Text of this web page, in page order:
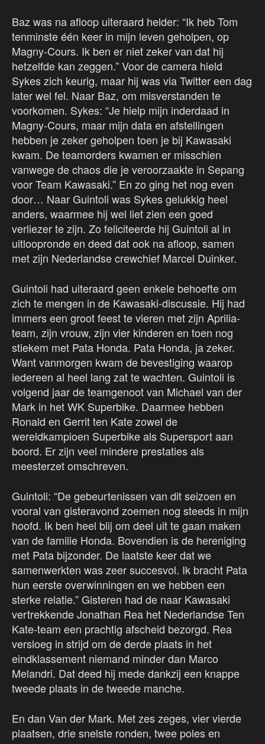
Baz was na afloop uiteraard helder: “Ik heb Tom
tenminste één keer in mijn leven geholpen, op
Magny-Cours. Ik ben er niet zeker van dat hij
hetzelfde kan zeggen.” Voor de camera hield
Sykes zich keurig, maar hij was via Twitter een dag
later wel fel. Naar Baz, om misverstanden te
voorkomen. Sykes: “Je hielp mijn inderdaad in
Magny-Cours, maar mijn data en afstellingen
hebben je zeker geholpen toen je bij Kawasaki
kwam. De teamorders kwamen er misschien
vanwege de chaos die je veroorzaakte in Sepang
voor Team Kawasaki.” En zo ging het nog even
door… Naar Guintoli was Sykes gelukkig heel
anders, waarmee hij wel liet zien een goed
verliezer te zijn. Zo feliciteerde hij Guintoli al in
uitloopronde en deed dat ook na afloop, samen
met zijn Nederlandse crewchief Marcel Duinker.
Guintoli had uiteraard geen enkele behoefte om
zich te mengen in de Kawasaki-discussie. Hij had
immers een groot feest te vieren met zijn Aprilia-
team, zijn vrouw, zijn vier kinderen en toen nog
stiekem met Pata Honda. Pata Honda, ja zeker.
Want vanmorgen kwam de bevestiging waarop
iedereen al heel lang zat te wachten. Guintoli is
volgend jaar de teamgenoot van Michael van der
Mark in het WK Superbike. Daarmee hebben
Ronald en Gerrit ten Kate zowel de
wereldkampioen Superbike als Supersport aan
boord. Er zijn veel mindere prestaties als
meesterzet omschreven.
Guintoli: “De gebeurtenissen van dit seizoen en
vooral van gisteravond zoemen nog steeds in mijn
hoofd. Ik ben heel blij om deel uit te gaan maken
van de familie Honda. Bovendien is de hereniging
met Pata bijzonder. De laatste keer dat we
samenwerkten was zeer succesvol. Ik bracht Pata
hun eerste overwinningen en we hebben een
sterke relatie.” Gisteren had de naar Kawasaki
vertrekkende Jonathan Rea het Nederlandse Ten
Kate-team een prachtig afscheid bezorgd. Rea
versloeg in strijd om de derde plaats in het
eindklassement niemand minder dan Marco
Melandri. Dat deed hij mede dankzij een knappe
tweede plaats in de tweede manche.
En dan Van der Mark. Met zes zeges, vier vierde
plaatsen, drie snelste ronden, twee poles en